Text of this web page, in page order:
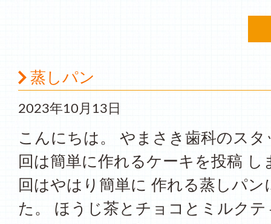
蒸しパン
2023年10月13日
こんにちは。 やまさき歯科のスタ
回は簡単に作れるケーキを投稿 し
回はやはり簡単に 作れる蒸しパン
た。 ほうじ茶とチョコとミルクテ